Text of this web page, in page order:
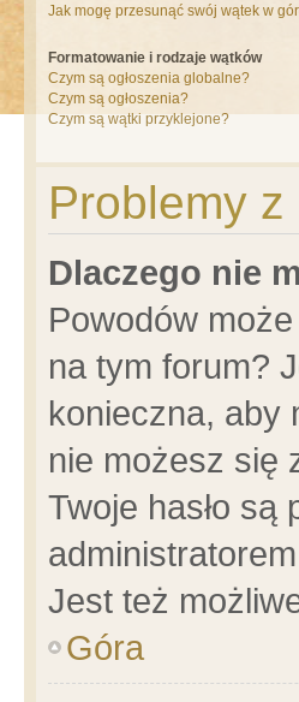
Jak mogę przesunąć swój wątek w
Formatowanie i rodzaje wątków
Czym są ogłoszenia globalne?
Czym są ogłoszenia?
Czym są wątki przyklejone?
Problemy
Dlaczego nie
Powodów
na tym forum?
konieczna, aby
nie możesz się
Twoje hasło są
Jest też
Góra